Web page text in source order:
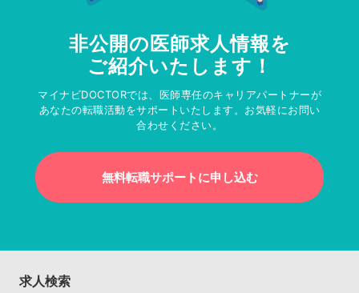
非公開の医師求人情報を
ご紹介いたします！
マイナビDOCTORでは、医師専任のキャリアパートナーが
あなたの転職活動をサポートいたします。お気軽にお問い
合わせください。
無料転職サポートに申し込む
求人検索